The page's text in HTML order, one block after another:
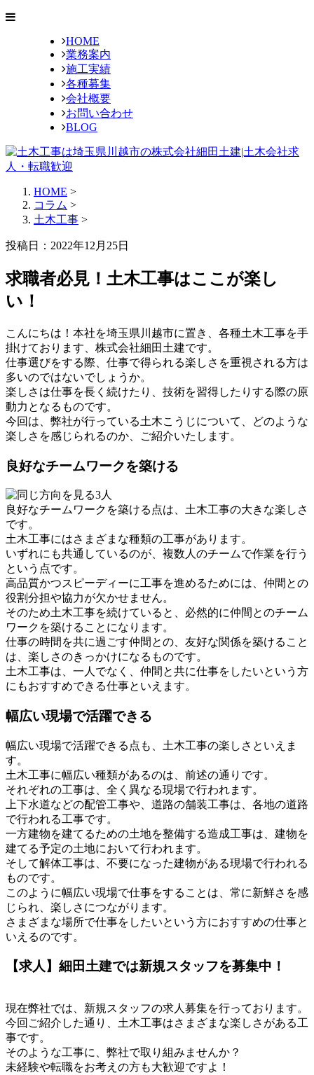
HOME
業務案内
施工実績
各種募集
会社概要
お問い合わせ
BLOG
HOME >
コラム >
土木工事 >
投稿日：2022年12月25日
求職者必見！土木工事はここが楽し
い！
こんにちは！本社を埼玉県川越市に置き、各種土木工事を手
掛けております、株式会社細田土建です。
仕事選びをする際、仕事で得られる楽しさを重視される方は
多いのではないでしょうか。
楽しさは仕事を長く続けたり、技術を習得したりする際の原
動力となるものです。
今回は、弊社が行っている土木こうじについて、どのような
楽しさを感じられるのか、ご紹介いたします。
良好なチームワークを築ける
良好なチームワークを築ける点は、土木工事の大きな楽しさ
です。
土木工事にはさまざまな種類の工事があります。
いずれにも共通しているのが、複数人のチームで作業を行う
という点です。
高品質かつスピーディーに工事を進めるためには、仲間との
役割分担や協力が欠かせません。
そのため土木工事を続けていると、必然的に仲間とのチーム
ワークを築けることになります。
仕事の時間を共に過ごす仲間との、友好な関係を築けること
は、楽しさのきっかけになるものです。
土木工事は、一人でなく、仲間と共に仕事をしたいという方
にもおすすめできる仕事といえます。
幅広い現場で活躍できる
幅広い現場で活躍できる点も、土木工事の楽しさといえま
す。
土木工事に幅広い種類があるのは、前述の通りです。
それぞれの工事は、全く異なる現場で行われます。
上下水道などの配管工事や、道路の舗装工事は、各地の道路
で行われる工事です。
一方建物を建てるための土地を整備する造成工事は、建物を
建てる予定の土地において行われます。
そして解体工事は、不要になった建物がある現場で行われる
ものです。
このように幅広い現場で仕事をすることは、常に新鮮さを感
じられ、楽しさにつながります。
さまざまな場所で仕事をしたいという方におすすめの仕事と
いえるのです。
【求人】細田土建では新規スタッフを募集中！
現在弊社では、新規スタッフの求人募集を行っております。
今回ご紹介した通り、土木工事はさまざまな楽しさがある工
事です。
そのような工事に、弊社で取り組みませんか？
未経験や転職をお考えの方も大歓迎ですよ！